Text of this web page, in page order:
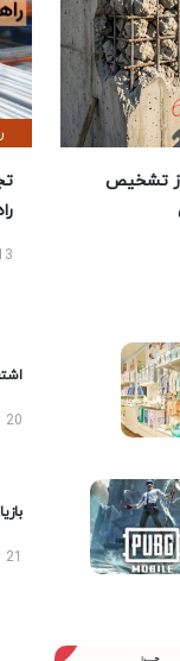
تشخیص
13 مرداد 1405
20 تیر 1405